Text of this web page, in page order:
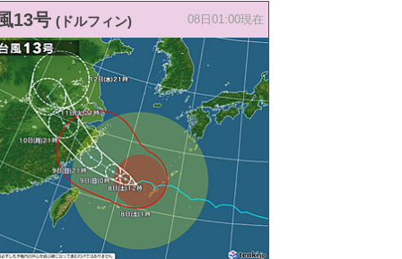
13号 (ドルフィン) 08日01:00現在